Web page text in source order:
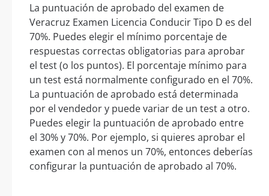
La puntuación de aprobado del examen de
Veracruz Examen Licencia Conducir Tipo D es del
70%. Puedes elegir el mínimo porcentaje de
respuestas correctas obligatorias para aprobar
el test (o los puntos). El porcentaje mínimo para
un test está normalmente configurado en el 70%.
La puntuación de aprobado está determinada
por el vendedor y puede variar de un test a otro.
Puedes elegir la puntuación de aprobado entre
el 30% y 70%. Por ejemplo, si quieres aprobar el
examen con al menos un 70%, entonces deberías
configurar la puntuación de aprobado al 70%.